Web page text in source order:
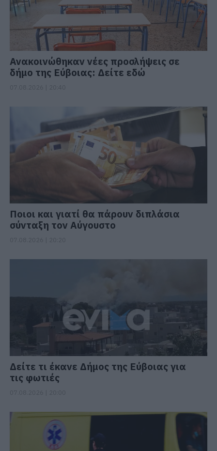
Ανακοινώθηκαν νέες προσλήψεις σε
δήμο της Εύβοιας: Δείτε εδώ
Ποιοι και γιατί θα πάρουν διπλάσια
σύνταξη τον Αύγουστο
Δείτε τι έκανε Δήμος της Εύβοιας για
τις φωτιές